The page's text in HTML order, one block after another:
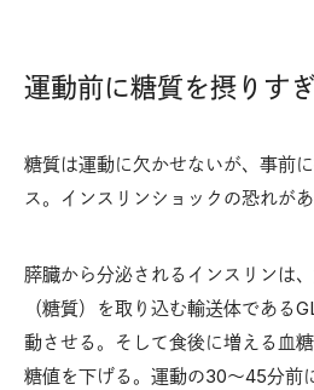
運動前に糖質を摂りす
糖質は運動に欠かせないが、事前
ス。インスリンショックの恐れがあ
膵臓から分泌されるインスリンは
（糖質）を取り込む輸送体である
動させる。そして食後に増える血
糖値を下げる。運動の30〜45分前